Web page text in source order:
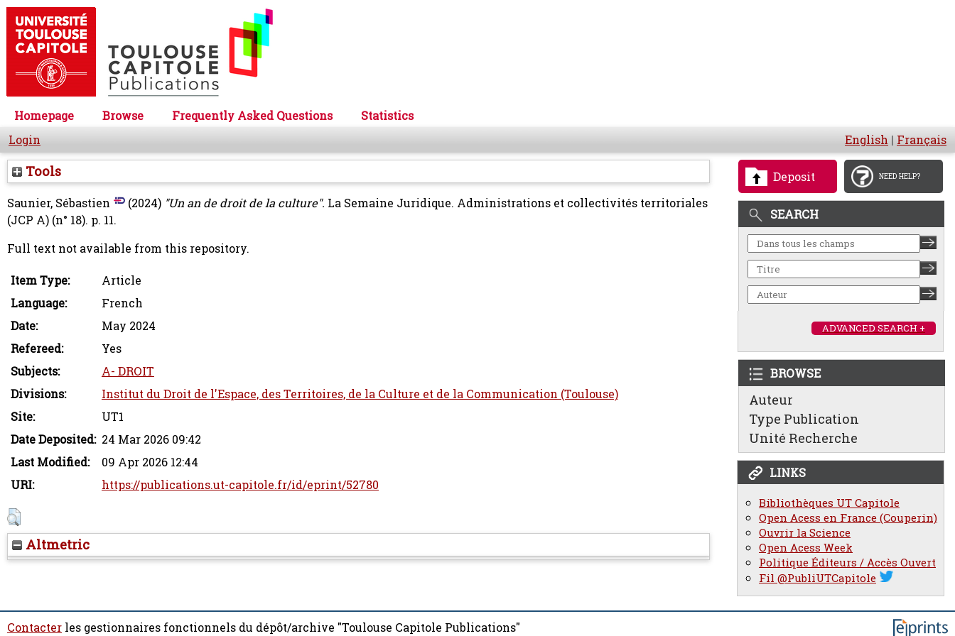
Homepage Browse Frequently Asked Questions
Statistics
Login
English | Français
Deposit NEED HELP?
SEARCH
ADVANCED SEARCH +
BROWSE
Auteur
Type Publication
Unité Recherche
LINKS
Bibliothèques UT Capitole
Open Acess en France (Couperin)
Ouvrir la Science
Open Acess Week
Politique Éditeurs / Accès Ouvert
Fil @PubliUTCapitole
Tools
Saunier, Sébastien (2024) "Un an de droit de la culture". La Semaine Juridique. Administrations et collectivités territoriales
(JCP A) (n° 18). p. 11.
Full text not available from this repository.
Item Type:
Article
Language:
French
Date:
May 2024
Refereed:
Yes
Subjects:
A- DROIT
Divisions:
Institut du Droit de l'Espace, des Territoires, de la Culture et de la Communication (Toulouse)
Site:
UT1
Date Deposited: 24 Mar 2026 09:42
Last Modified:
09 Apr 2026 12:44
URI:
https://publications.ut-capitole.fr/id/eprint/52780
Altmetric
Contacter les gestionnaires fonctionnels du dépôt/archive "Toulouse Capitole Publications"